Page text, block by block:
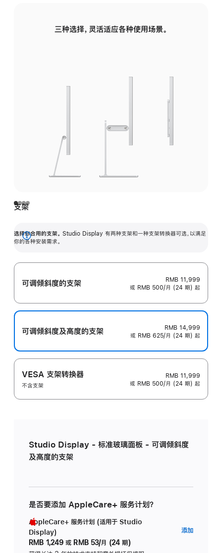
三种选择，灵活适应各种使用场景。
支架
选择你合用的支架。 Studio Display 有两种支架和一种支架转换器可选，以满足
你的各种安装需求。
展
可调倾斜度的支架
RMB 11,999
或 RMB 500/月 (24 期) 起
可调倾斜度及高‍度的支‍架
RMB 14,999
或 RMB 625/月 (24 期) 起
VESA 支架转换器
不含支架
RMB 11,999
或 RMB 500/月 (24 期) 起
Studio Display - 标准玻璃面板 - 可调倾斜度
及高度的支架
是否要添加 AppleCare+ 服务计划？
AppleCare+ 服务计划 (适用于 Studio
Display)
RMB 1,249 或 RMB 53/月 (24 期)
添加